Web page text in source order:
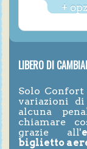
+
LIBERO DI
Solo
variazioni
alcuna
chiamare
grazie all'
biglietto